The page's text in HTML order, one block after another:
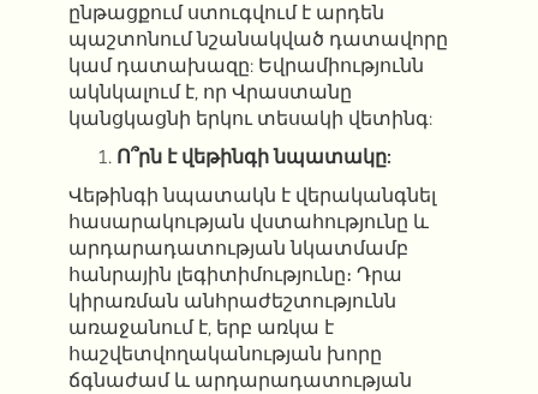
ընթացքում ստուգվում է արդեն
պաշտոնում նշանակված դատավորը
կամ դատախազը: Եվրամիությունն
ակնկալում է, որ Վրաստանը
կանցկացնի երկու տեսակի վետինգ:
Ո՞րն է վեթինգի նպատակը:
Վեթինգի նպատակն է վերականգնել
հասարակության վստահությունը և
արդարադատության նկատմամբ
հանրային լեգիտիմությունը։ Դրա
կիրառման անհրաժեշտությունն
առաջանում է, երբ առկա է
հաշվետվողականության խորը
ճգնաժամ և արդարադատության